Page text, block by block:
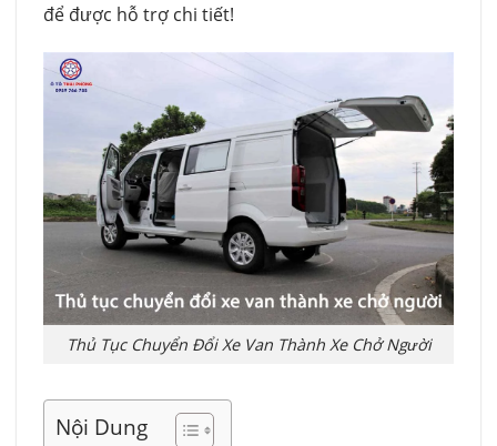
để được hỗ trợ chi tiết!
Thủ Tục Chuyển Đổi Xe Van Thành Xe Chở Người
Nội Dung